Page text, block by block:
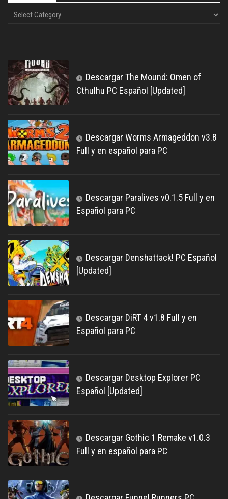
Descargar The Mound: Omen of
Cthulhu PC Español [Updated]
Descargar Worms Armageddon v3.8
Full y en español para PC
Descargar Paralives v0.1.5 Full y en
Español para PC
Descargar Denshattack! PC Español
[Updated]
Descargar DiRT 4 v1.8 Full y en
Español para PC
Descargar Desktop Explorer PC
Español [Updated]
Descargar Gothic 1 Remake v1.0.3
Full y en español para PC